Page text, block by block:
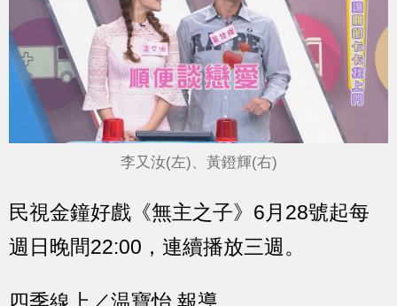
李又汝(左)、黃鐙輝(右)
民視金鐘好戲《無主之子》6月28號起每
週日晚間22:00，連續播放三週。